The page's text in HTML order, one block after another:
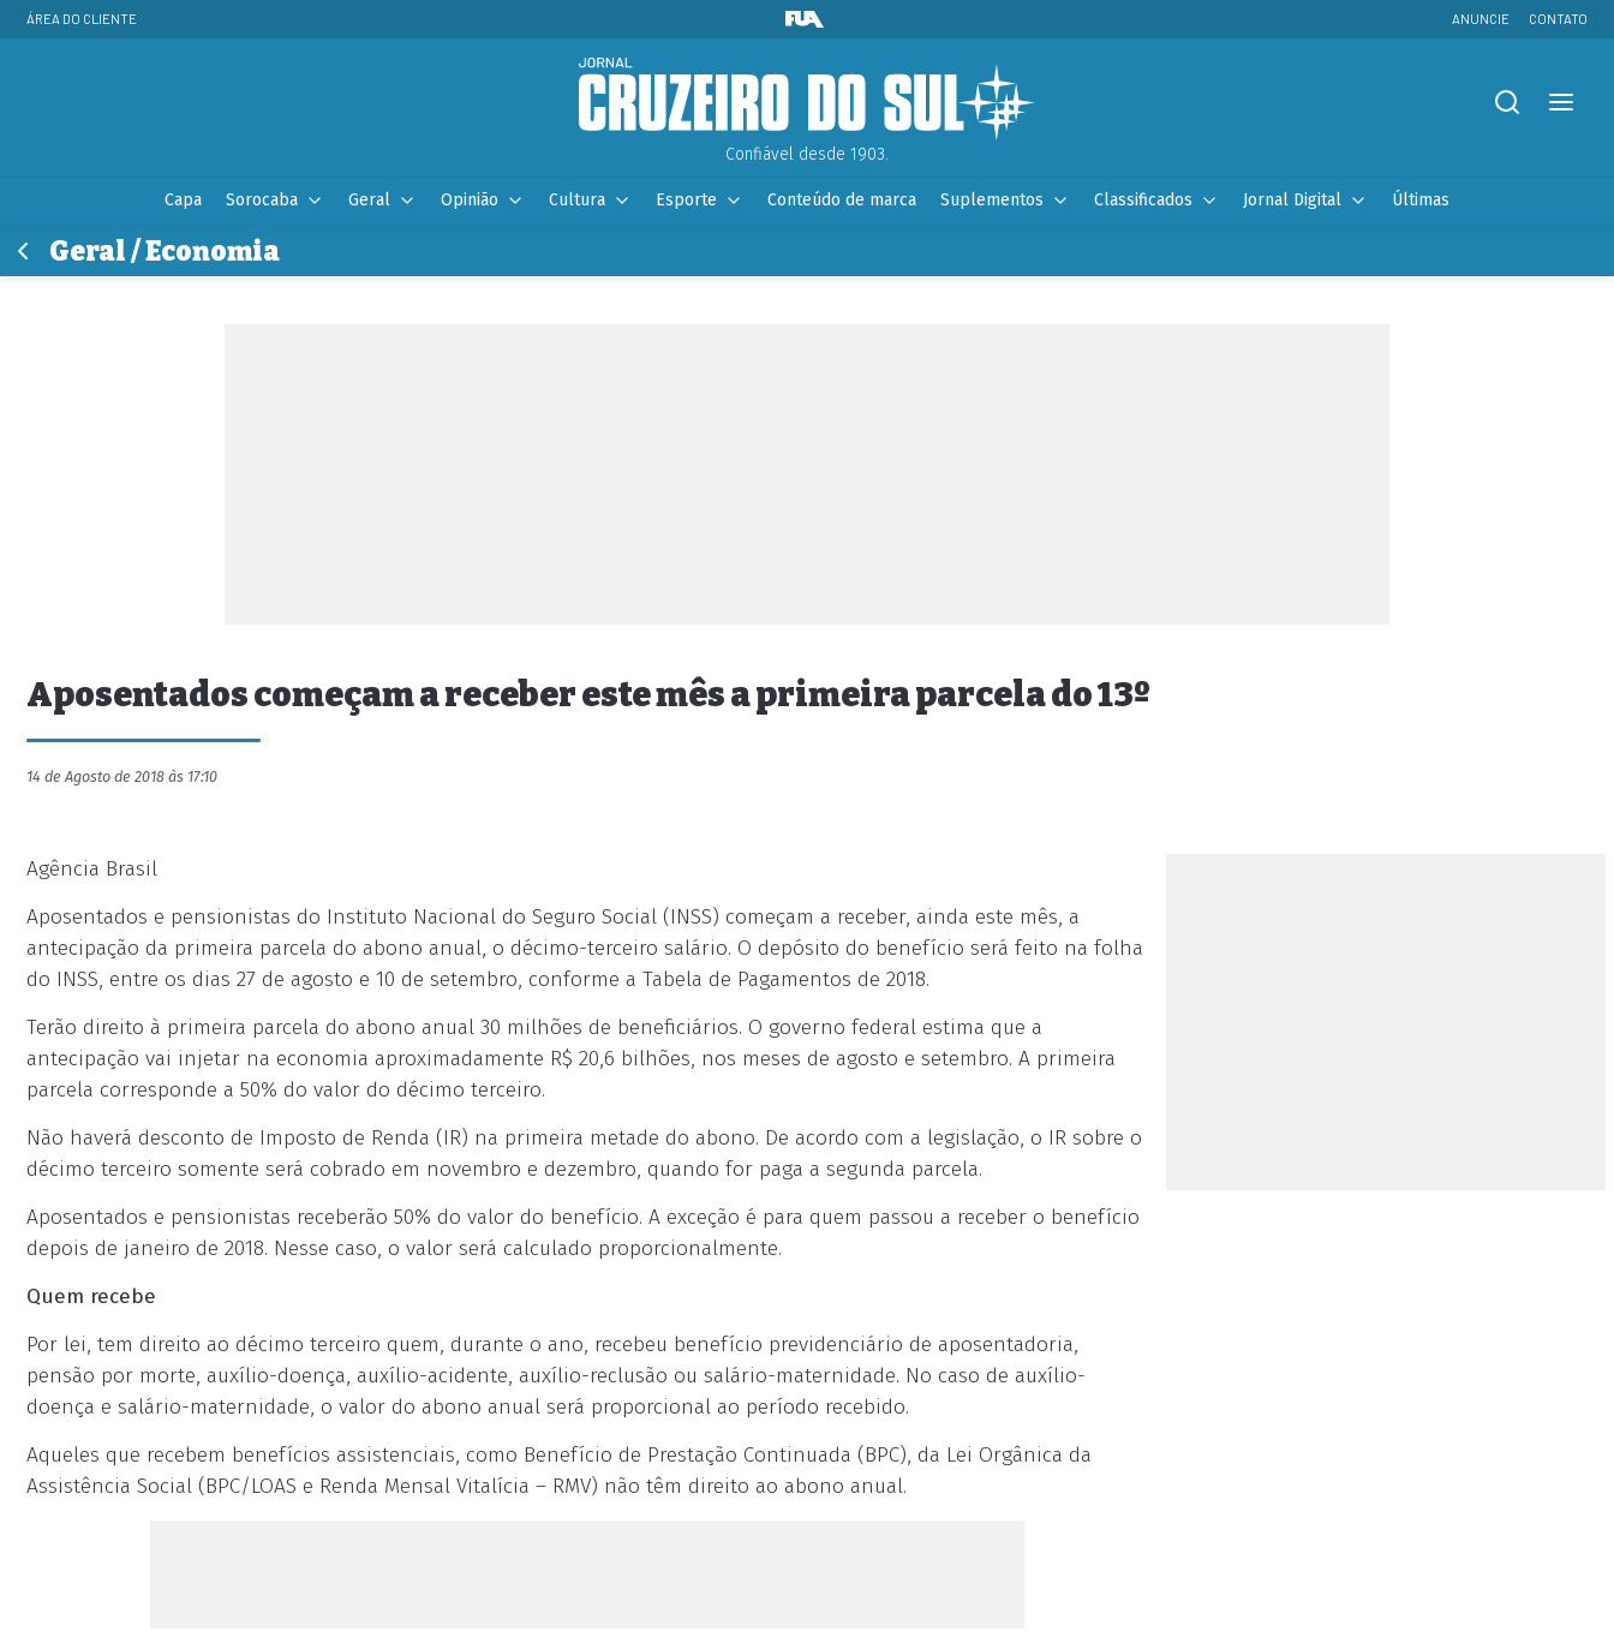
ÁREA DO CLIENTE ANUNCIE CONTATO
Confiável desde 1903.
Capa Sorocaba Geral Opinião Cultura Esporte Conteúdo de marca Suplementos Classificados Jornal Digital Últimas
Geral / Economia
Aposentados começam a receber este mês a primeira parcela do 13º
14 de Agosto de 2018 às 17:10
Agência Brasil
Aposentados e pensionistas do Instituto Nacional do Seguro Social (INSS) começam a receber, ainda este mês, a
antecipação da primeira parcela do abono anual, o décimo-terceiro salário. O depósito do benefício será feito na folha
do INSS, entre os dias 27 de agosto e 10 de setembro, conforme a Tabela de Pagamentos de 2018.
Terão direito à primeira parcela do abono anual 30 milhões de beneficiários. O governo federal estima que a
antecipação vai injetar na economia aproximadamente R$ 20,6 bilhões, nos meses de agosto e setembro. A primeira
parcela corresponde a 50% do valor do décimo terceiro.
Não haverá desconto de Imposto de Renda (IR) na primeira metade do abono. De acordo com a legislação, o IR sobre o
décimo terceiro somente será cobrado em novembro e dezembro, quando for paga a segunda parcela.
Aposentados e pensionistas receberão 50% do valor do benefício. A exceção é para quem passou a receber o benefício
depois de janeiro de 2018. Nesse caso, o valor será calculado proporcionalmente.
Quem recebe
Por lei, tem direito ao décimo terceiro quem, durante o ano, recebeu benefício previdenciário de aposentadoria,
pensão por morte, auxílio-doença, auxílio-acidente, auxílio-reclusão ou salário-maternidade. No caso de auxílio-
doença e salário-maternidade, o valor do abono anual será proporcional ao período recebido.
Aqueles que recebem benefícios assistenciais, como Benefício de Prestação Continuada (BPC), da Lei Orgânica da
Assistência Social (BPC/LOAS e Renda Mensal Vitalícia – RMV) não têm direito ao abono anual.